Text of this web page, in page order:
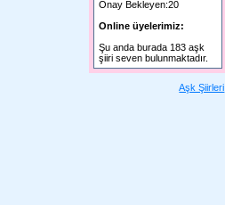
Onay Bekleyen:20
Online üyelerimiz:
Şu anda burada 183 aşk
şiiri seven bulunmaktadır.
Aşk Şiirleri